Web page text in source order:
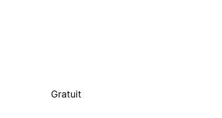
Gratuit